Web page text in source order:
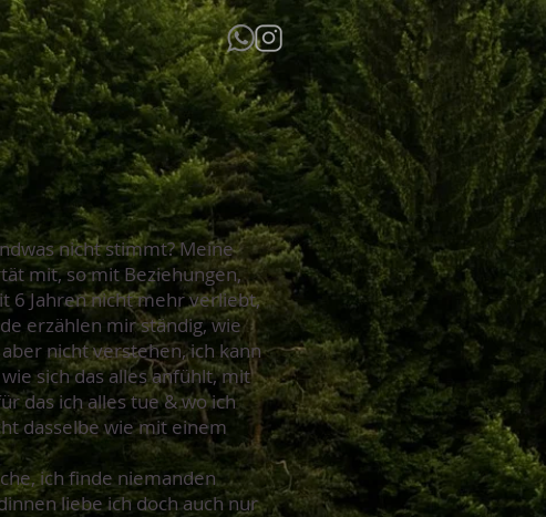
nicht stimmt? Meine
mit, so mit Beziehungen,
6 Jahren nicht mehr verliebt,
erzählen mir ständig, wie
nicht verstehen, ich kann
sich das alles anfühlt, mit
das ich alles tue & wo ich
dasselbe wie mit einem
ich finde niemanden
liebe ich doch auch nur